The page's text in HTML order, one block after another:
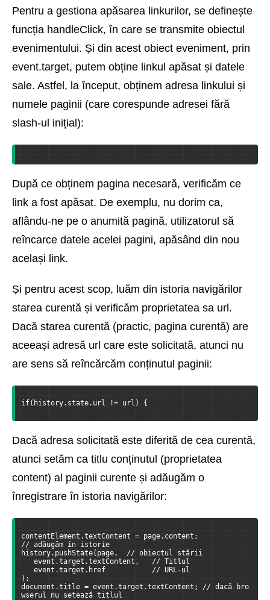
Pentru a gestiona apăsarea linkurilor, se definește
funcția handleClick, în care se transmite obiectul
evenimentului. Și din acest obiect eveniment, prin
event.target, putem obține linkul apăsat și datele
sale. Astfel, la început, obținem adresa linkului și
numele paginii (care corespunde adresei fără
slash-ul inițial):
După ce obținem pagina necesară, verificăm ce
link a fost apăsat. De exemplu, nu dorim ca,
aflându-ne pe o anumită pagină, utilizatorul să
reîncarce datele acelei pagini, apăsând din nou
același link.
Și pentru acest scop, luăm din istoria navigărilor
starea curentă și verificăm proprietatea sa url.
Dacă starea curentă (practic, pagina curentă) are
aceeași adresă url care este solicitată, atunci nu
are sens să reîncărcăm conținutul paginii:
if(history.state.url != url) {
Dacă adresa solicitată este diferită de cea curentă,
atunci setăm ca titlu conținutul (proprietatea
content) al paginii curente și adăugăm o
înregistrare în istoria navigărilor:
contentElement.textContent = page.content;
// adăugăm în istorie
history.pushState(page,  // obiectul stării
event.target.textContent,   // Titlul
event.target.href           // URL-ul
);
document.title = event.target.textContent; // dacă bro
wserul nu setează titlul